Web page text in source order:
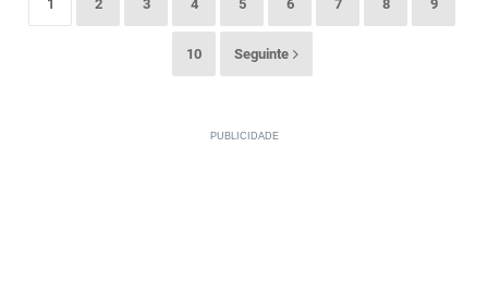
1 2 3 4 5 6 7 8 9
10 Seguinte